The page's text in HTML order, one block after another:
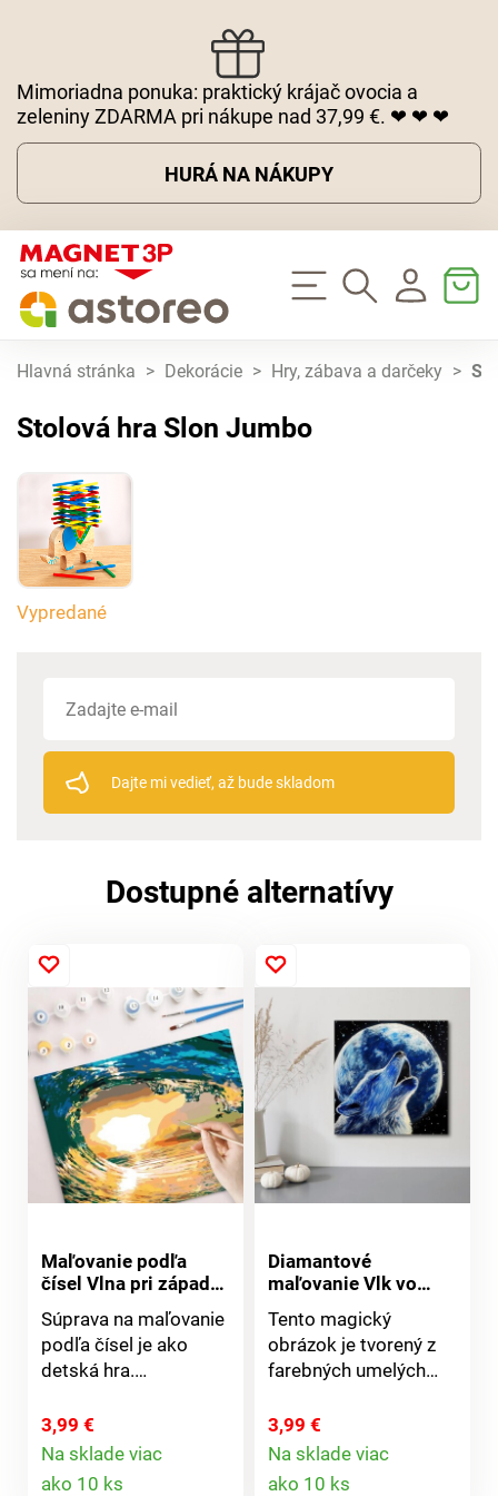
Mimoriadna ponuka: praktický krájač ovocia a
zeleniny ZDARMA pri nákupe nad 37,99 €. ❤ ❤ ❤
HURÁ NA NÁKUPY
Hlavná stránka > Dekorácie > Hry, zábava a darčeky >
Stolová hra Slon Jumbo
Vypredané
Dajte mi vedieť, až bude skladom
Dostupné alternatívy
Maľovanie podľa
čísel Vlna pri západe
Súprava na maľovanie
podľa čísel je ako
detská hra.
umelecké nadanie ani
kreativitu.
Jednoducho rozbaľte
3,99 €
Na sklade viac
ako 10 ks
Diamantové
maľovanie Vlk vo
Tento magický
obrázok je tvorený z
farebných umelých
kamienky nalepte na
označené polia podľa
čísel. Na to použite
3,99 €
Na sklade viac
ako 10 ks